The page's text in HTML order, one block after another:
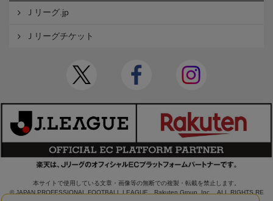
Ｊリーグ.jp
Ｊリーグチケット
本サイトで使用している文章・画像等の無断での複製・転載を禁止します。
© JAPAN PROFESSIONAL FOOTBALL LEAGUE Rakuten Group, Inc. ALL RIGHTS RE